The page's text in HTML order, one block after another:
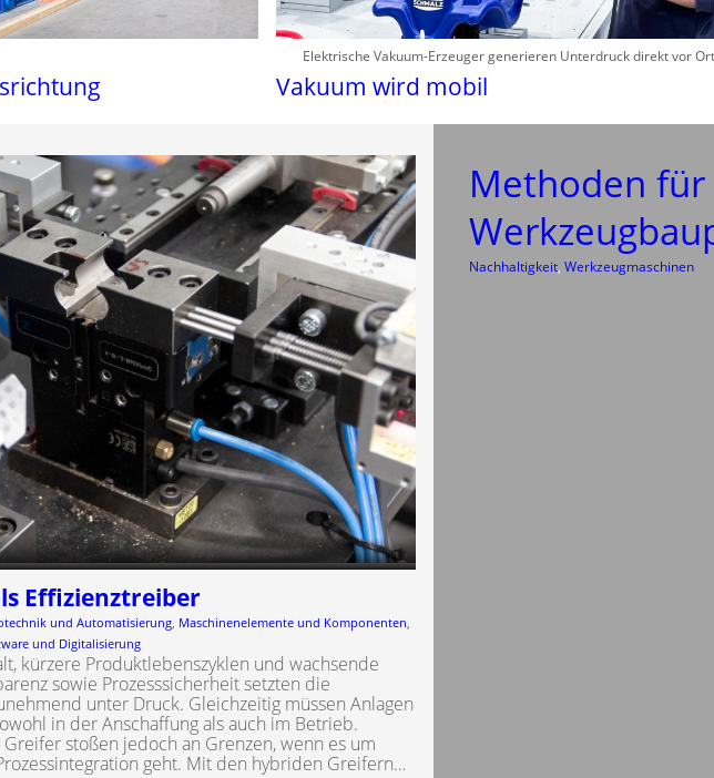
Elektrische Vakuum-Erzeuger generieren Unterdruck direkt vor Ort
Vakuum wird mobil
Effizienztreiber
und Automatisierung, Maschinenelemente und Komponenten
und Digitalisierung
kürzere Produktlebenszyklen und wachsende
sowie Prozesssicherheit setzten die
unter Druck. Gleichzeitig müssen Anlagen
in der Anschaffung als auch im Betrieb.
stoßen jedoch an Grenzen, wenn es um
geht. Mit den hybriden Greifern…
Methoden
Nachhaltigkeit, Werkzeugmaschinen